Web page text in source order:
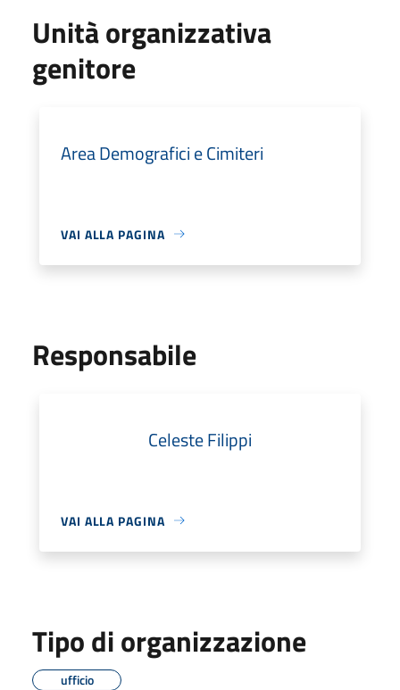
Unità organizzativa
genitore
Area Demografici e Cimiteri
VAI ALLA PAGINA
Responsabile
Celeste Filippi
VAI ALLA PAGINA
Tipo di organizzazione
ufficio